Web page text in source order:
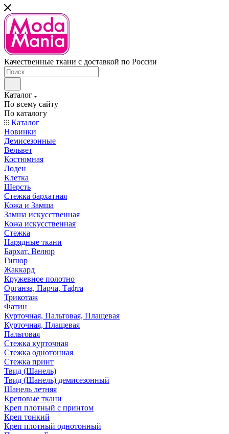
Качественные ткани с доставкой по России
Каталог
По всему сайту
По каталогу
Каталог
Новинки
Демисезонные
Вельвет
Костюмная
Лоден
Клетка
Шерсть
Стежка бархатная
Кожа и Замша
Замша искусственная
Кожа искусственная
Стежка
Нарядные ткани
Бархат, Велюр
Гипюр
Жаккард
Кружевное полотно
Органза, Парча, Тафта
Трикотаж
Фатин
Курточная, Пальтовая, Плащевая
Курточная, Плащевая
Пальтовая
Стежка курточная
Стежка однотонная
Стежка принт
Твид (Шанель)
Твид (Шанель) демисезонный
Шанель летняя
Креповые ткани
Креп плотный с принтом
Креп тонкий
Креп плотный однотонный